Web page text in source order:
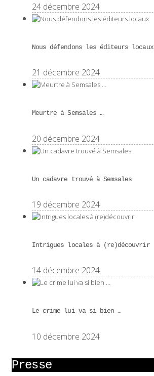
24 décembre 2024
Nous défendons les éditeurs locaux
21 décembre 2024
Meurtre à Semsales …
20 décembre 2024
Un cadavre trouvé à Semsales
19 décembre 2024
Intrigues locales à (re)découvrir
14 décembre 2024
Le crime lui va si bien …
10 décembre 2024
Presse